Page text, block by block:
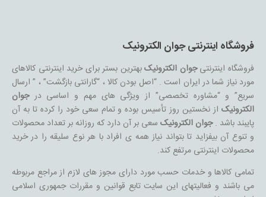
فروشگاه اینترنتی جوان الکترونیک
فروشگاه اینترنتیجوان الکترونیکبهترین بستر برای خرید اینترنتی کالاهای
مورد نیاز شما در ایران است . “اصل بودن کالا ، “گارانتی بازگشت” ، ” ارسال
سریع” و “مشاوره تخصصی” از ویژگی های مهم و اساسی درجوان
الکترونیکاز نخستین روز تأسیس بوده و تمام سعی خود را کرده تا به آن
پایبند باشد .جوان الکترونیکسعی بر آن دارد که روزانه بر تعداد محصولات
و تنوع آن بیفزاید تا بتواند نیاز همه ی افراد با هر نوع سلیقه را در خرید
محصولات اینترنتی مرتفع کند.
تمامی کالاها و خدمات حسب مورد دارای مجوز های لازم از مراجع مربوطه
می باشند و فعالیتهای این سایت تابع قوانین و مقررات جمهوری اسلامی